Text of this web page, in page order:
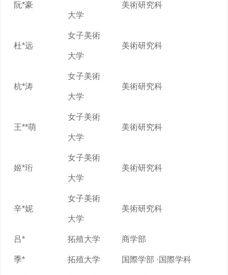
阮*豪
大学
美術研究科
杜*远
女子美術
大学
美術研究科
杭*涛
女子美術
大学
美術研究科
王**萌
女子美術
大学
美術研究科
姬*珩
女子美術
大学
美術研究科
辛*妮
女子美術
大学
美術研究科
吕* 拓殖大学 商学部
季* 拓殖大学 国際学部 ·国際学科